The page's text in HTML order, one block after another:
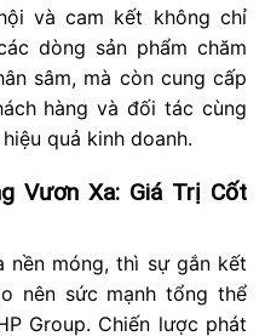
và cam kết không chỉ
dòng sản phẩm chăm
sâm, mà còn cung cấp
hàng và đối tác cùng
quả kinh doanh.
Vươn Xa: Giá Trị Cốt
nền móng, thì sự gắn kết
nên sức mạnh tổng thể
Group. Chiến lược phát